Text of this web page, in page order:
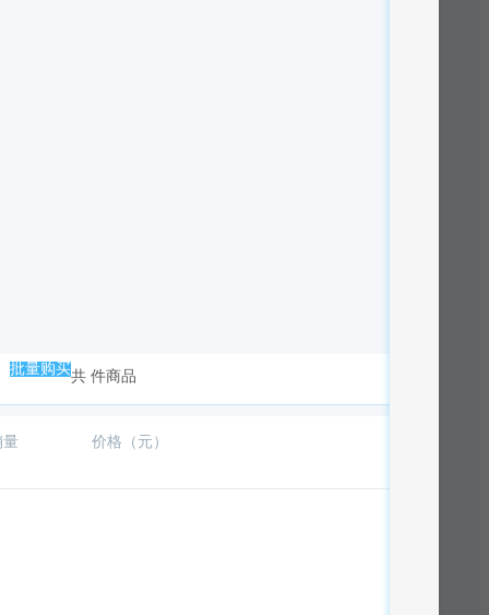
批量购买共 件商品
量
价格（元）